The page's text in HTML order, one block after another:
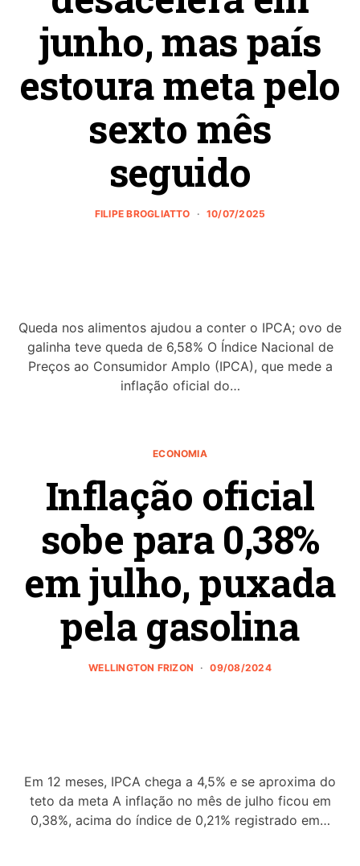
junho, mas país
estoura meta pelo
sexto mês
seguido
FILIPE BROGLIATTO 10/07/2025
Queda nos alimentos ajudou a conter o IPCA; ovo de
galinha teve queda de 6,58% O Índice Nacional de
Preços ao Consumidor Amplo (IPCA), que mede a
inflação oficial do…
ECONOMIA
Inflação oficial
sobe para 0,38%
em julho, puxada
pela gasolina
WELLINGTON FRIZON 09/08/2024
Em 12 meses, IPCA chega a 4,5% e se aproxima do
teto da meta A inflação no mês de julho ficou em
0,38%, acima do índice de 0,21% registrado em…